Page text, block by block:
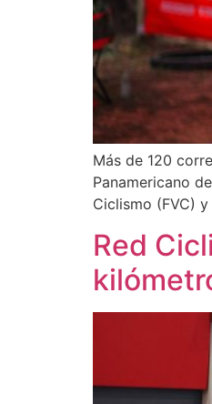
Más de 120
Panamericano
Ciclismo (FVC)
Red